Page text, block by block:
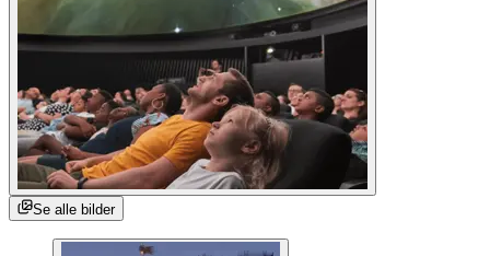
Se alle bilder